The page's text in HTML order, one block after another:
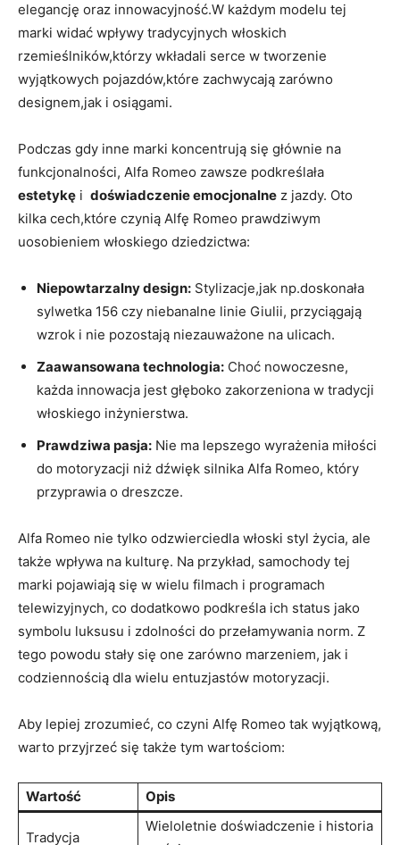
elegancję oraz innowacyjność.W każdym modelu tej
marki widać wpływy tradycyjnych‍ włoskich
rzemieślników,którzy‍ wkładali serce w tworzenie
wyjątkowych pojazdów,które zachwycają zarówno ​
designem,jak ⁣i osiągami.
Podczas gdy inne marki koncentrują się głównie na
funkcjonalności, Alfa⁢ Romeo zawsze podkreślała
estetykę i ​ doświadczenie ​emocjonalne z jazdy. Oto
kilka cech,które czynią Alfę Romeo prawdziwym
uosobieniem włoskiego dziedzictwa:
Niepowtarzalny design: Stylizacje,jak np.doskonała
sylwetka 156 czy niebanalne linie Giulii, ⁣przyciągają
wzrok i nie pozostają niezauważone na ulicach.
Zaawansowana technologia: Choć nowoczesne,
każda innowacja jest głęboko zakorzeniona ​w tradycji
włoskiego inżynierstwa.
Prawdziwa pasja: ⁣Nie ma lepszego wyrażenia miłości
do⁢ motoryzacji niż dźwięk silnika ⁣Alfa Romeo, ⁤który
przyprawia o dreszcze.
Alfa Romeo nie tylko odzwierciedla włoski styl życia, ale
także ‍wpływa na kulturę. Na przykład, samochody tej
marki pojawiają się w wielu filmach i programach ​
telewizyjnych, co dodatkowo podkreśla ich status jako
‌symbolu luksusu i zdolności do‍ przełamywania ‌norm. Z
tego‌ powodu stały się one zarówno marzeniem, ⁤jak i
codziennością dla wielu entuzjastów motoryzacji.
Aby lepiej zrozumieć, co czyni‌ Alfę Romeo‌ tak wyjątkową,
warto ‌przyjrzeć się także tym wartościom:
Wartość Opis
Tradycja
Wieloletnie doświadczenie i historia